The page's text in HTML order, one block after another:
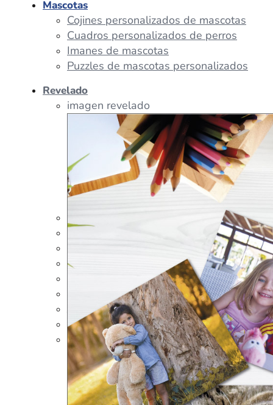
Tazas Personalizadas
Peluches Personalizados
Portalápices Personalizados
Puzles Personalizados
Juegos de Mesa
Alfombrillas Personalizadas
Lámparas LED
Mascotas
Cojines personalizados de mascotas
Cuadros personalizados de perros
Imanes de mascotas
Puzzles de mascotas personalizados
Revelado
imagen revelado